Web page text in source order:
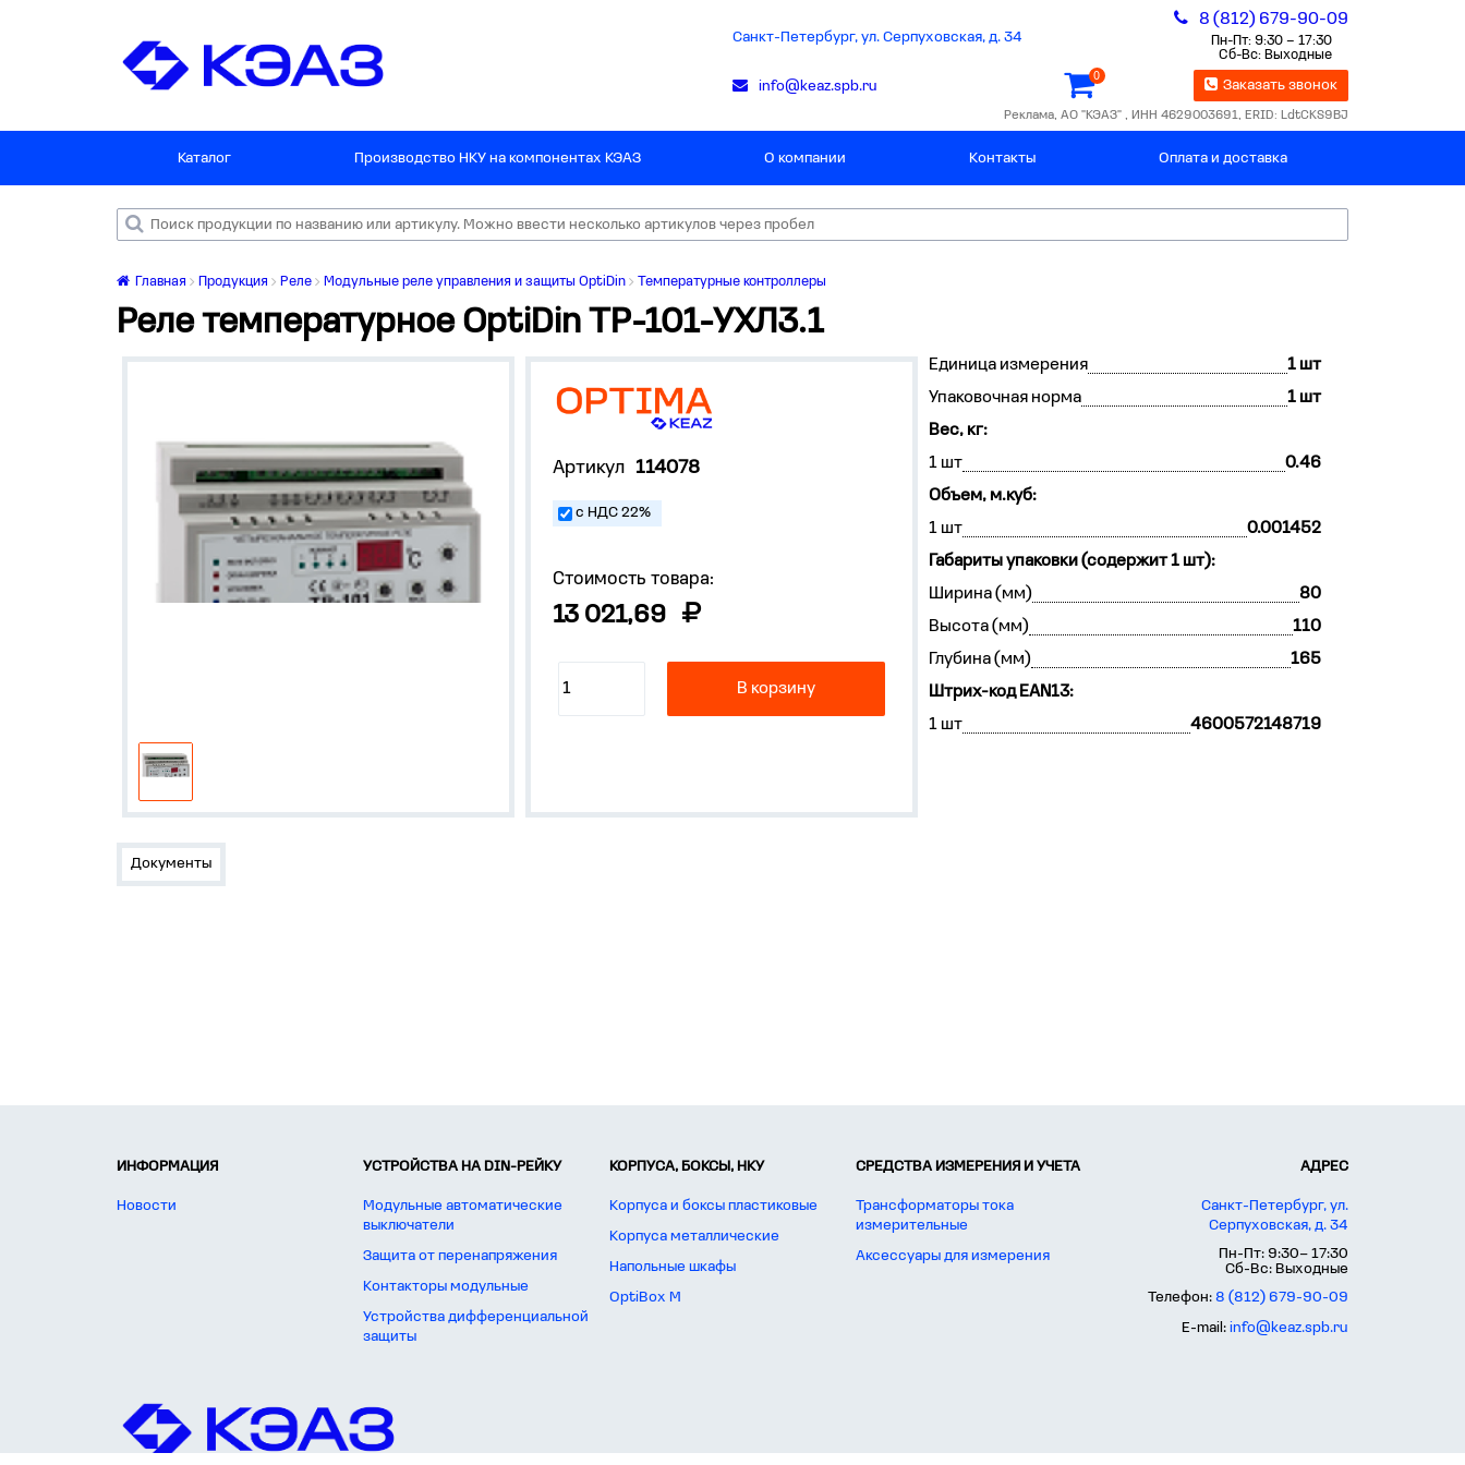
Санкт-Петербург, ул. Серпуховская, д. 34
8 (812) 679-90-09
Пн-Пт: 9:30 – 17:30
Сб-Вс: Выходные
info@keaz.spb.ru
0
Заказать звонок
Реклама, АО "КЭАЗ" , ИНН 4629003691, ERID: LdtCKS9BJ
Каталог Производство НКУ на компонентах КЭАЗ О компании Контакты Оплата и доставка
Главная Продукция Реле Модульные реле управления и защиты OptiDin Температурные контроллеры
Реле температурное OptiDin ТР-101-УХЛ3.1
Артикул 114078
с НДС 22%
Стоимость товара:
13 021,69
В корзину
Единица измерения
1 шт
Упаковочная норма
1 шт
Вес, кг:
1 шт
0.46
Объем, м.куб:
1 шт
0.001452
Габариты упаковки (содержит 1 шт):
Ширина (мм)
80
Высота (мм)
110
Глубина (мм)
165
Штрих-код EAN13:
1 шт
4600572148719
Документы
ИНФОРМАЦИЯ
Новости
УСТРОЙСТВА НА DIN-РЕЙКУ
Модульные автоматические
выключатели
Защита от перенапряжения
Контакторы модульные
Устройства дифференциальной
защиты
КОРПУСА, БОКСЫ, НКУ
Корпуса и боксы пластиковые
Корпуса металлические
Напольные шкафы
OptiBox M
СРЕДСТВА ИЗМЕРЕНИЯ И УЧЕТА
Трансформаторы тока
измерительные
Аксессуары для измерения
АДРЕС
Санкт-Петербург, ул.
Серпуховская, д. 34
Пн-Пт: 9:30– 17:30
Сб-Вс: Выходные
Телефон: 8 (812) 679-90-09
E-mail: info@keaz.spb.ru